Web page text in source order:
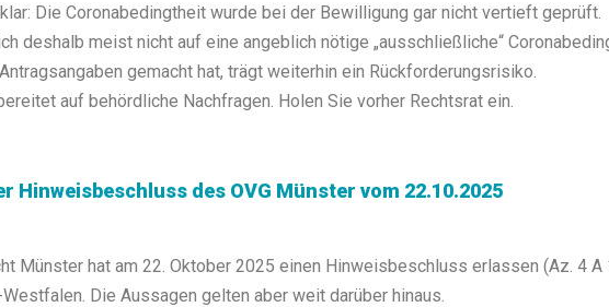
Die Coronabedingtheit wurde bei der Bewilligung gar nicht vertieft geprüft.
deshalb meist nicht auf eine angeblich nötige „ausschließliche“
gemacht hat, trägt weiterhin ein Rückforderungsrisiko.
auf behördliche Nachfragen. Holen Sie vorher Rechtsrat ein.
Hinweisbeschluss des OVG Münster vom 22.10.2025
Münster hat am 22. Oktober 2025 einen Hinweisbeschluss erlassen (Az. 4
Die Aussagen gelten aber weit darüber hinaus.